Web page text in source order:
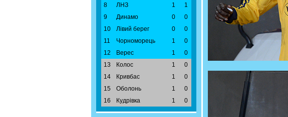
8
ЛНЗ 1
1
9
Динамо 0
0
10
Лівий берег 0
0
11
Чорноморець 1
0
12
Верес 1
0
13
Колос 1
0
14
Кривбас 1
0
15
Оболонь 1
0
16
Кудрівка 1 0